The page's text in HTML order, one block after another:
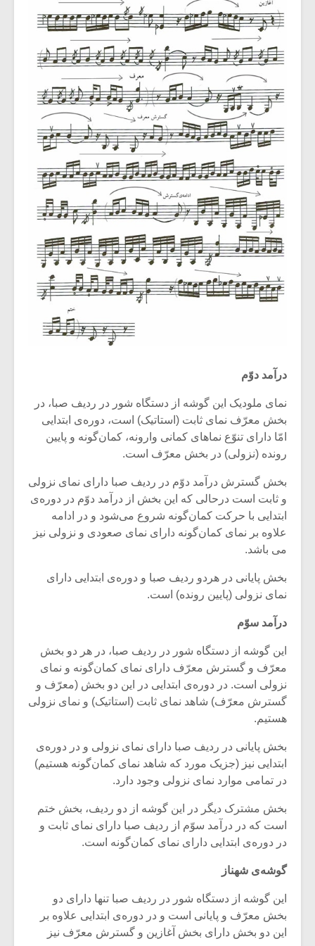
درآمد دوّم
نمای ملودیک این گوشه از دستگاه شور در ردیف صبا، در
بخش معرّف نمای ثابت (استاتیک) است، دوره‌ی ابتدایی
امّا دارای تنوّع نماهای کمانی وارونه، کمان‌گونه و پایین
رونده (نزولی) در بخش معرّف است.
بخش گسترش درآمد دوّم در ردیف صبا دارای نمای نزولی
و ثابت است درحالی که این بخش از درآمد دوّم در دوره‌ی
ابتدایی با حرکت کمان‌گونه شروع می‌شود و در ادامه
علاوه بر نمای کمان‌گونه دارای نمای صعودی و نزولی نیز
می باشد.
بخش پایانی در هردو ردیف صبا و دوره‌ی ابتدایی دارای
نمای نزولی (پایین رونده) است.
درآمد سوّم
این گوشه از دستگاه شور در ردیف صبا، در هر دو بخش
معرّف و گسترش معرّف دارای نمای کمان‌گونه و نمای
نزولی است. در دوره‌ی ابتدایی در این دو بخش (معرّف و
گسترش معرّف) شاهد نمای ثابت (استاتیک) و نمای نزولی
هستیم.
بخش پایانی در ردیف صبا دارای نمای نزولی و در دوره‌ی
ابتدایی نیز (جزیک مورد که شاهد نمای کمان‌گونه هستیم)
در تمامی موارد نمای نزولی وجود دارد.
بخش مشترک دیگر در این گوشه از دو ردیف، بخش ختم
است که در درآمد سوّم از ردیف صبا دارای نمای ثابت و
در دوره‌ی ابتدایی دارای نمای کمان‌گونه است.
گوشه‌ی شهناز
این گوشه از دستگاه شور در ردیف صبا تنها دارای دو
بخش معرّف و پایانی است و در دوره‌ی ابتدایی علاوه بر
این دو بخش دارای بخش آغازین و گسترش معرّف نیز